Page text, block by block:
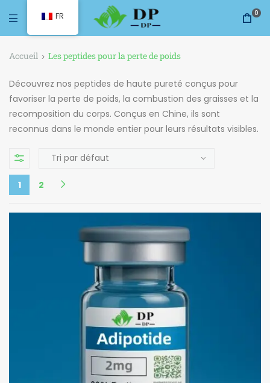
0
Accueil Les peptides pour la perte de poids
Découvrez nos peptides de haute pureté conçus pour
favoriser la perte de poids, la combustion des graisses et la
recomposition du corps. Conçus en Chine, ils sont
reconnus dans le monde entier pour leurs résultats visibles.
1 2
FR